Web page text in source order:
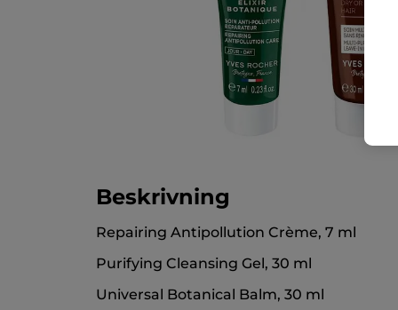
Beskrivning
Repairing Antipollution Crème, 7 ml
Purifying Cleansing Gel, 30 ml
Universal Botanical Balm, 30 ml